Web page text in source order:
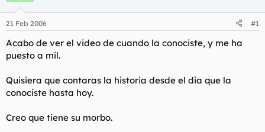
a
d
o
r
e
t
e
a
i
n
o
21 Feb 2006 #1
Acabo de ver el video de cuando la conociste, y me ha
puesto a mil.
Quisiera que contaras la historia desde el dia que la
conociste hasta hoy.
Creo que tiene su morbo.